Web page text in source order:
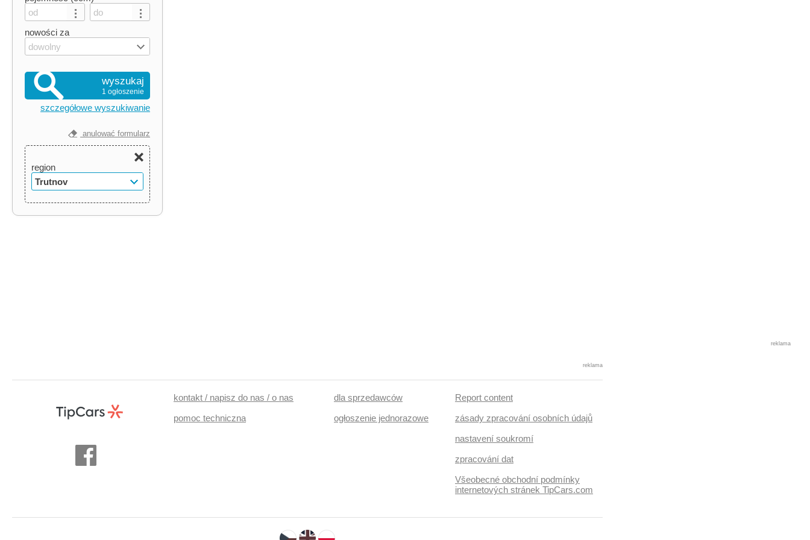
nowości za
dowolny
wyszukaj
1 ogłoszenie
szczegółowe wyszukiwanie
anulować formularz
region
Trutnov
reklama
reklama
kontakt / napisz do nas / o nas
pomoc techniczna
dla sprzedawców
ogłoszenie jednorazowe
Report content
zásady zpracování osobních údajů
nastavení soukromí
zpracování dat
Všeobecné obchodní podmínky
internetových stránek TipCars.com